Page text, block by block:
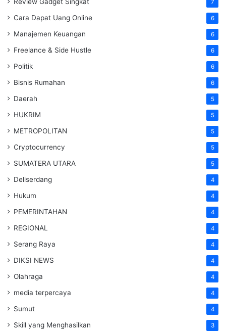
7
Cara Dapat Uang Online 6
Manajemen Keuangan 6
Freelance & Side Hustle 6
Politik 6
Bisnis Rumahan 6
Daerah 5
HUKRIM 5
METROPOLITAN 5
Cryptocurrency 5
SUMATERA UTARA 5
Deliserdang 4
Hukum 4
PEMERINTAHAN 4
REGIONAL 4
Serang Raya 4
DIKSI NEWS 4
Olahraga 4
media terpercaya 4
Sumut 4
Skill yang Menghasilkan 3